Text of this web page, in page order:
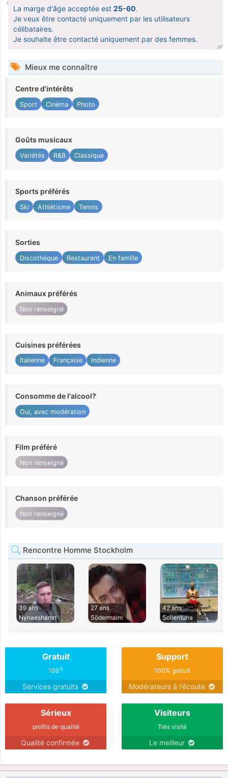
La marge d'âge acceptée est 25-60.
Je veux être contacté uniquement par les utilisateurs
célibataires.
Je souhaite être contacté uniquement par des femmes.
Mieux me connaître
Centre d'intérêts
Sport Cinéma Photo
Goûts musicaux
Variétés R&B Classique
Sports préférés
Ski Athlétisme Tennis
Sorties
Discothèque Restaurant En famille
Animaux préférés
Non renseigné
Cuisines préférées
Italienne Française Indienne
Consomme de l'alcool?
Oui, avec modération
Film préféré
Non renseigné
Chanson préférée
Non renseigné
Rencontre Homme Stockholm
39 ans
Nynaeshamn
27 ans
Södermalm
42 ans
Sollentuna
Gratuit
100%
Services gratuits
Support
100% gratuit
Modérateurs à l'écoute
Sérieux
profils de qualité
Qualité confirmée
Visiteurs
Très visité
Le meilleur